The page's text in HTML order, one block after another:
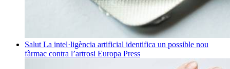
Salut La intel·ligència artificial identifica un possible nou
fàrmac contra l’artrosi Europa Press